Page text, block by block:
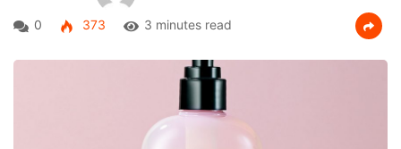
0 373 3 minutes read